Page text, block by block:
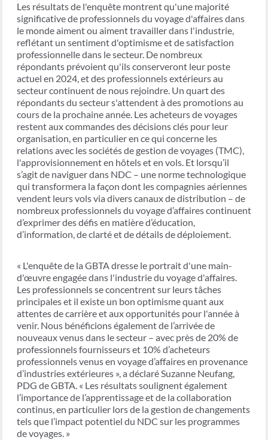
Les résultats de l'enquête montrent qu'une majorité
significative de professionnels du voyage d'affaires dans
le monde aiment ou aiment travailler dans l'industrie,
reflétant un sentiment d'optimisme et de satisfaction
professionnelle dans le secteur. De nombreux
répondants prévoient qu'ils conserveront leur poste
actuel en 2024, et des professionnels extérieurs au
secteur continuent de nous rejoindre. Un quart des
répondants du secteur s'attendent à des promotions au
cours de la prochaine année. Les acheteurs de voyages
restent aux commandes des décisions clés pour leur
organisation, en particulier en ce qui concerne les
relations avec les sociétés de gestion de voyages (TMC),
l'approvisionnement en hôtels et en vols. Et lorsqu’il
s’agit de naviguer dans NDC – une norme technologique
qui transformera la façon dont les compagnies aériennes
vendent leurs vols via divers canaux de distribution – de
nombreux professionnels du voyage d’affaires continuent
d’exprimer des défis en matière d’éducation,
d’information, de clarté et de détails de déploiement.
« L'enquête de la GBTA dresse le portrait d'une main-
d'œuvre engagée dans l'industrie du voyage d'affaires.
Les professionnels se concentrent sur leurs tâches
principales et il existe un bon optimisme quant aux
attentes de carrière et aux opportunités pour l'année à
venir. Nous bénéficions également de l’arrivée de
nouveaux venus dans le secteur – avec près de 20% de
professionnels fournisseurs et 10% d’acheteurs
professionnels venus en voyage d’affaires en provenance
d’industries extérieures », a déclaré Suzanne Neufang,
PDG de GBTA. « Les résultats soulignent également
l’importance de l’apprentissage et de la collaboration
continus, en particulier lors de la gestion de changements
tels que l’impact potentiel du NDC sur les programmes
de voyages. »